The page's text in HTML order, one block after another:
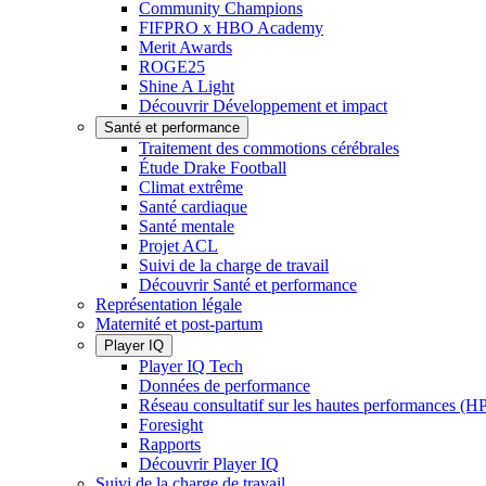
Community Champions
FIFPRO x HBO Academy
Merit Awards
ROGE25
Shine A Light
Découvrir Développement et impact
Santé et performance
Traitement des commotions cérébrales
Étude Drake Football
Climat extrême
Santé cardiaque
Santé mentale
Projet ACL
Suivi de la charge de travail
Découvrir Santé et performance
Représentation légale
Maternité et post-partum
Player IQ
Player IQ Tech
Données de performance
Réseau consultatif sur les hautes performances
Foresight
Rapports
Découvrir Player IQ